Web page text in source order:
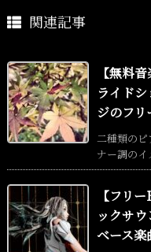
関連記事
【無料
ライド
ジのフリ
二種類のピ
ナー調の
【フリ
ックサ
ベース